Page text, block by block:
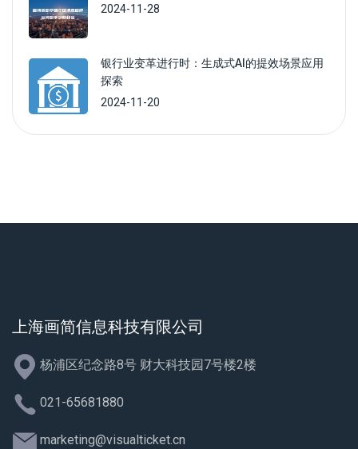
2024-11-28
银行业变革进行时：生成式AI的提效场景应用
探索
2024-11-20
上海画简信息科技有限公司
杨浦区纪念路8号 财大科技园7号楼2楼
021-65681880
marketing@visualticket.cn